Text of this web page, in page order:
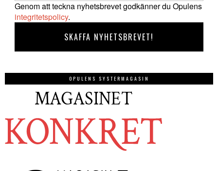
Genom att teckna nyhetsbrevet godkänner du Opulens
integritetspolicy.
OPULENS SYSTERMAGASIN